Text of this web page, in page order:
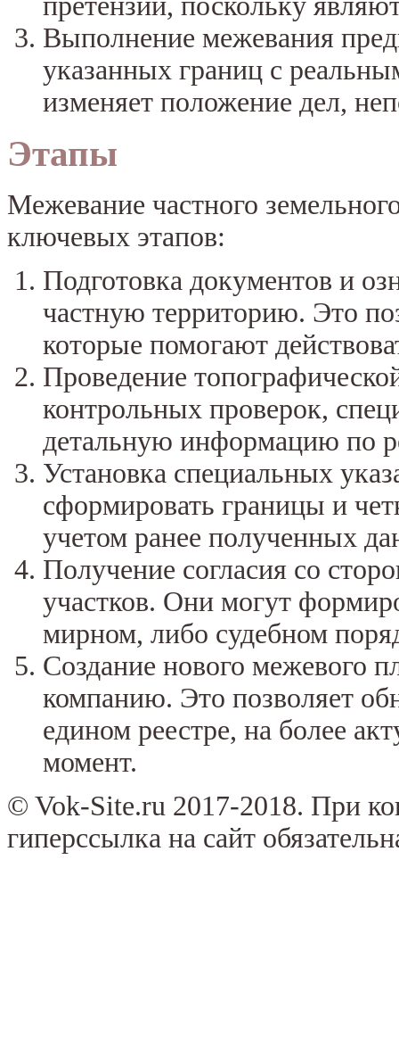
Выполнение межевания
указанных границ с
изменяет положение дел,
Этапы
Межевание частного
ключевых этапов:
Подготовка документов и
частную территорию. Это
которые помогают
Проведение
контрольных проверок,
детальную информацию по
Установка специальных
сформировать границы и
учетом ранее полученных
Получение согласия со
участков. Они могут
мирном, либо судебном
Создание нового межевого
компанию. Это позволяет
едином реестре, на более
момент.
© Vok-Site.ru 2017-2018. При
гиперссылка на сайт